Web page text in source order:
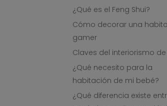
¿Qué es el Feng Shui?
Cómo decorar una
gamer
Claves del interiorismo
¿Qué necesito para la
habitación de mi bebé?
¿Qué diferencia existe